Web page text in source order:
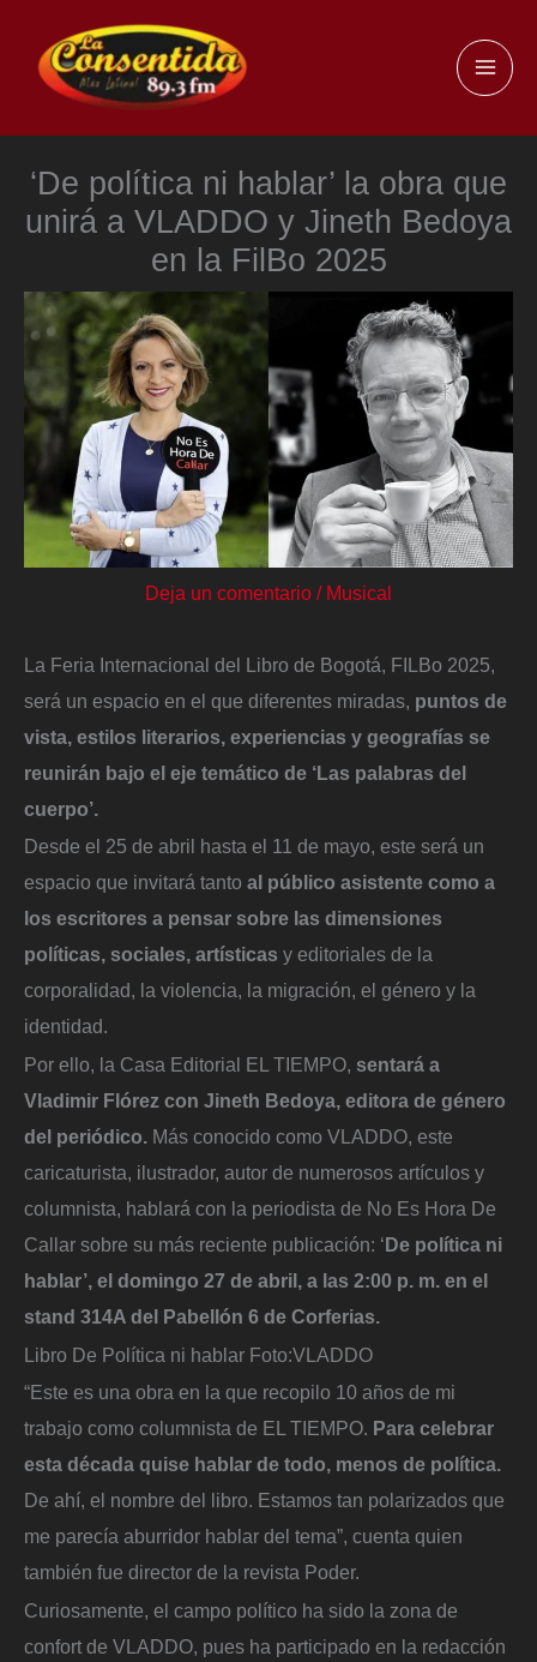
contenido
‘De política ni hablar’ la obra que
unirá a VLADDO y Jineth Bedoya
en la FilBo 2025
Deja un comentario / Musical
La Feria Internacional del Libro de Bogotá, FILBo 2025,
será un espacio en el que diferentes miradas, puntos de
vista, estilos literarios, experiencias y geografías se
reunirán bajo el eje temático de ‘Las palabras del
cuerpo’.
Desde el 25 de abril hasta el 11 de mayo, este será un
espacio que invitará tanto al público asistente como a
los escritores a pensar sobre las dimensiones
políticas, sociales, artísticas y editoriales de la
corporalidad, la violencia, la migración, el género y la
identidad.
Por ello, la Casa Editorial EL TIEMPO, sentará a
Vladimir Flórez con Jineth Bedoya, editora de género
del periódico. Más conocido como VLADDO, este
caricaturista, ilustrador, autor de numerosos artículos y
columnista, hablará con la periodista de No Es Hora De
Callar sobre su más reciente publicación: ‘De política ni
hablar’, el domingo 27 de abril, a las 2:00 p. m. en el
stand 314A del Pabellón 6 de Corferias.
Libro De Política ni hablar Foto:VLADDO
“Este es una obra en la que recopilo 10 años de mi
trabajo como columnista de EL TIEMPO. Para celebrar
esta década quise hablar de todo, menos de política.
De ahí, el nombre del libro. Estamos tan polarizados que
me parecía aburridor hablar del tema”, cuenta quien
también fue director de la revista Poder.
Curiosamente, el campo político ha sido la zona de
confort de VLADDO, pues ha participado en la redacción